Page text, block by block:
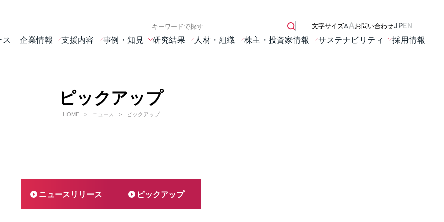
検索キーワード入力 文字サイズAAお問い合わせJPEN
ス 企業情報 支援内容 事例・知見 研究結果 人材・組織 株主・投資家情報 サステナビリティ 採用情報
ピックアップ
HOME ニュース ピックアップ
ニュースリリース ピックアップ